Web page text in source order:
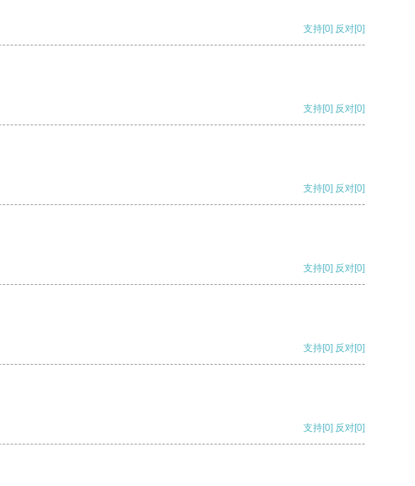
支持[0] 反对[0]
支持[0] 反对[0]
支持[0] 反对[0]
支持[0] 反对[0]
支持[0] 反对[0]
支持[0] 反对[0]